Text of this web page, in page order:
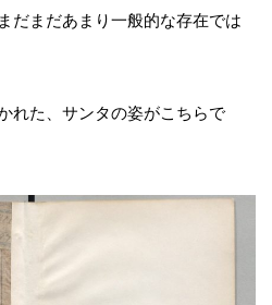
だまだあまり一般的な存在では
れた、サンタの姿がこちらで